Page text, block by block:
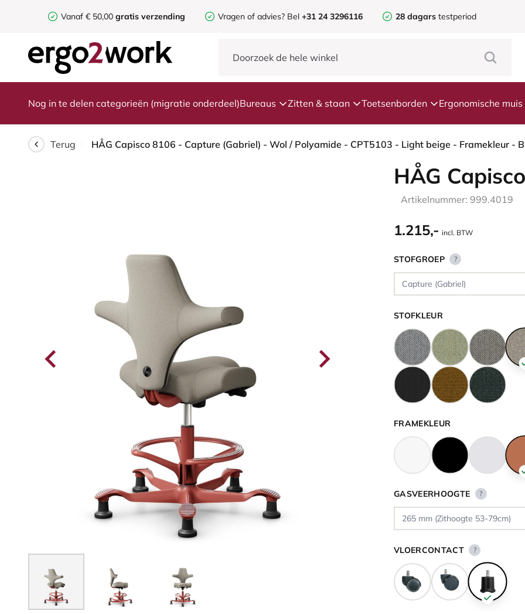
Vanaf € 50,00 gratis verzending Vragen of advies? Bel +31 24 3296116 28 dagars testperiod
Nog in te delen categorieën (migratie onderdeel)Bureaus Zitten & staan Toetsenborden Ergonomische muis
Terug
HÅG
Artikelnummer: 999.4019
1.215,- incl. BTW
STOFGROEP ?
STOFKLEUR
FRAMEKLEUR
GASVEERHOOGTE ?
VLOERCONTACT ?